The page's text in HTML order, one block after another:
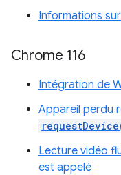
Informations
Chrome 116
Intégration de
Appareil perdu
Lecture vidéo
est appelé